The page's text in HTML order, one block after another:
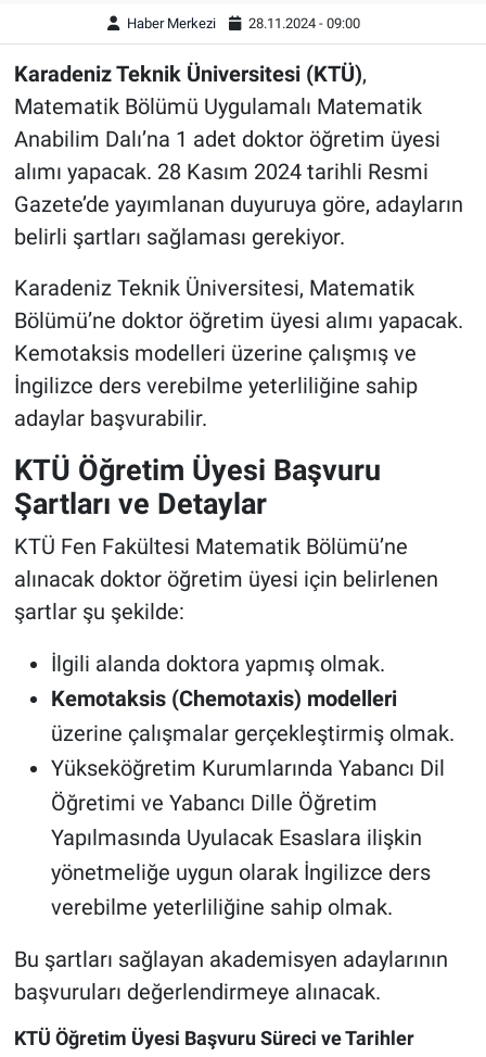
Haber Merkezi 28.11.2024 - 09:00
Karadeniz Teknik Üniversitesi (KTÜ),
Matematik Bölümü Uygulamalı Matematik
Anabilim Dalı’na 1 adet doktor öğretim üyesi
alımı yapacak. 28 Kasım 2024 tarihli Resmi
Gazete’de yayımlanan duyuruya göre, adayların
belirli şartları sağlaması gerekiyor.
Karadeniz Teknik Üniversitesi, Matematik
Bölümü’ne doktor öğretim üyesi alımı yapacak.
Kemotaksis modelleri üzerine çalışmış ve
İngilizce ders verebilme yeterliliğine sahip
adaylar başvurabilir.
KTÜ Öğretim Üyesi Başvuru
Şartları ve Detaylar
KTÜ Fen Fakültesi Matematik Bölümü’ne
alınacak doktor öğretim üyesi için belirlenen
şartlar şu şekilde:
İlgili alanda doktora yapmış olmak.
Kemotaksis (Chemotaxis) modelleri
üzerine çalışmalar gerçekleştirmiş olmak.
Yükseköğretim Kurumlarında Yabancı Dil
Öğretimi ve Yabancı Dille Öğretim
Yapılmasında Uyulacak Esaslara ilişkin
yönetmeliğe uygun olarak İngilizce ders
verebilme yeterliliğine sahip olmak.
Bu şartları sağlayan akademisyen adaylarının
başvuruları değerlendirmeye alınacak.
KTÜ Öğretim Üyesi Başvuru Süreci ve Tarihler